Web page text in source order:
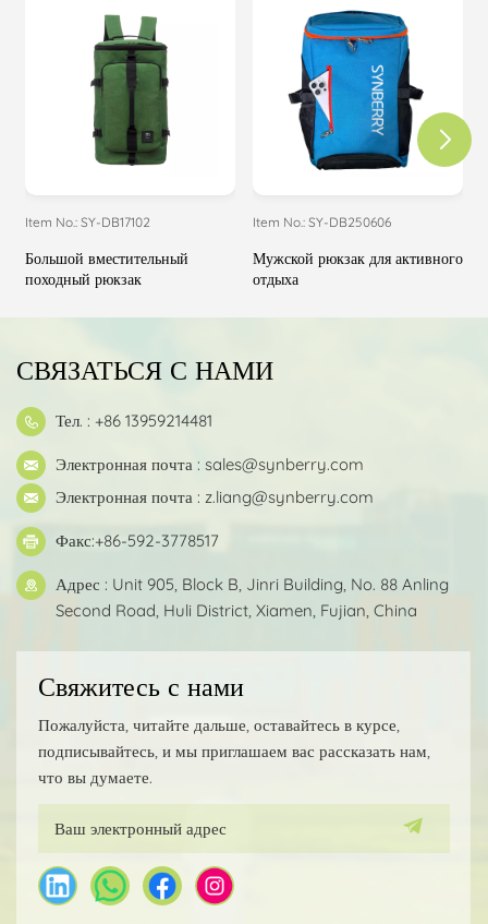
Item No.: SY-DB17102
Большой вместительный
походный рюкзак
Item No.: SY-DB250606
Мужской рюкзак для активного
отдыха
СВЯЗАТЬСЯ С НАМИ
Тел. : +86 13959214481
Электронная почта : sales@synberry.com
Электронная почта : z.liang@synberry.com
Факс:+86-592-3778517
Адрес : Unit 905, Block B, Jinri Building, No. 88 Anling
Second Road, Huli District, Xiamen, Fujian, China
Свяжитесь с нами
Пожалуйста, читайте дальше, оставайтесь в курсе,
подписывайтесь, и мы приглашаем вас рассказать нам,
что вы думаете.